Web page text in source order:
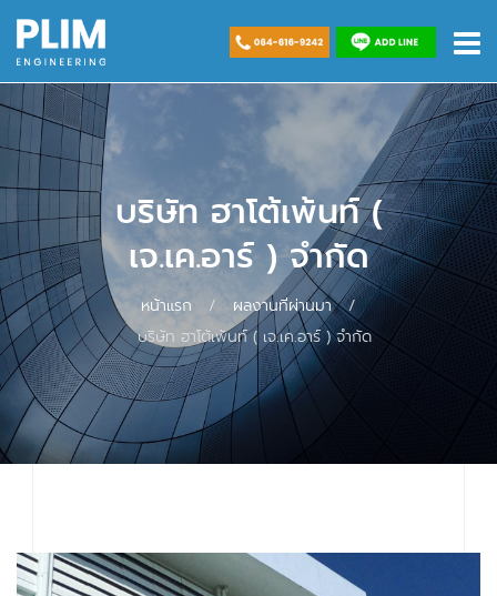
เกี่ยวกับเรา
บริการงานทาสีอาคาร
บริการงานเช็ดกระจกและทำความสะอาดตึกสูง
บริการงานพื้น Epoxy โรงงาน
บริการทาสีถังเชมเปญ
ดาดฟ้า
บริษัท ฮาโต้เพ้นท์ (
เจ.เค.อาร์ ) จำกัด
หน้าแรก / ผลงานที่ผ่านมา
/
บริษัท ฮาโต้เพ้นท์ ( เจ.เค.อาร์ ) จำกัด